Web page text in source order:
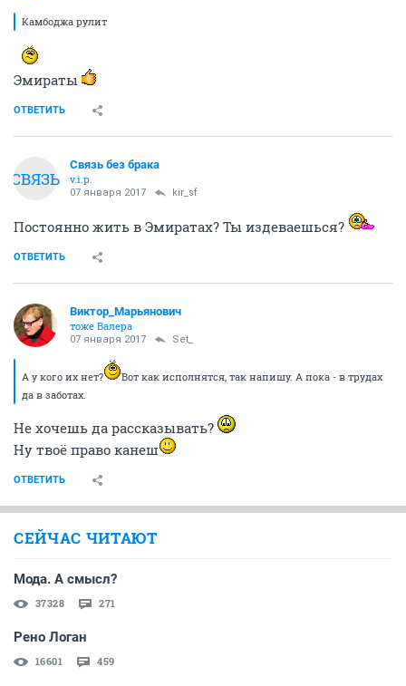
Камбоджа рулит
Эмираты
ОТВЕТИТЬ
СВЯЗЬ
Связь без брака
v.i.p.
07 января 2017 kir_sf
Постоянно жить в Эмиратах? Ты издеваешься?
ОТВЕТИТЬ
Виктор_Марьянович
тоже Валера
07 января 2017 Set_
А у кого их нет?
Вот как исполнятся, так напишу. А пока - в трудах
да в заботах.
Не хочешь да рассказывать?
Ну твоё право канеш
ОТВЕТИТЬ
СЕЙЧАС ЧИТАЮТ
Мода. А смысл?
37328 271
Рено Логан
16601 459